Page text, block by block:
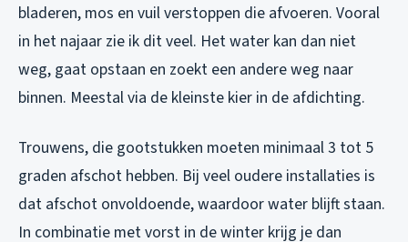
bladeren, mos en vuil verstoppen die afvoeren. Vooral
in het najaar zie ik dit veel. Het water kan dan niet
weg, gaat opstaan en zoekt een andere weg naar
binnen. Meestal via de kleinste kier in de afdichting.
Trouwens, die gootstukken moeten minimaal 3 tot 5
graden afschot hebben. Bij veel oudere installaties is
dat afschot onvoldoende, waardoor water blijft staan.
In combinatie met vorst in de winter krijg je dan